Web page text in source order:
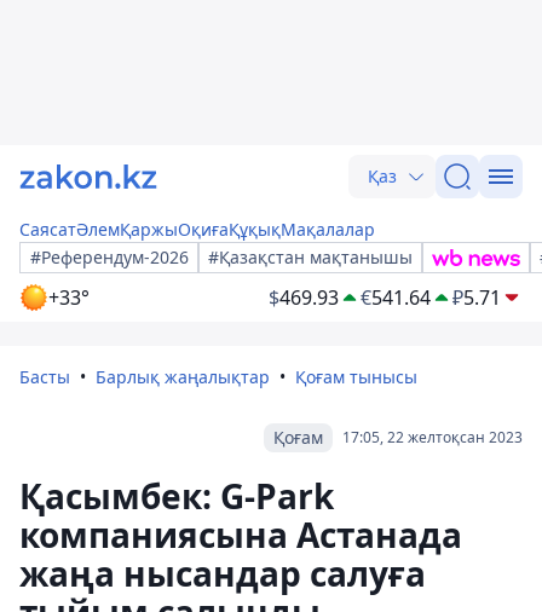
Қаз
СаясатӘлемҚаржыОқиғаҚұқықМақалалар
#Референдум-2026
#Қазақстан мақтанышы
+33° $469.93 €541.64 ₽5.71
Басты Барлық жаңалықтар Қоғам тынысы
17:05, 22 желтоқсан 2023
Қоғам
Қасымбек: G-Park
компаниясына Астанада
жаңа нысандар салуға